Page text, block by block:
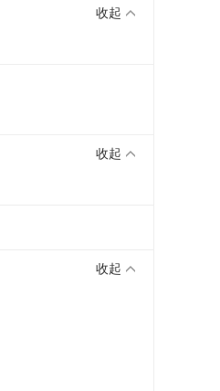
收起
收起
收起